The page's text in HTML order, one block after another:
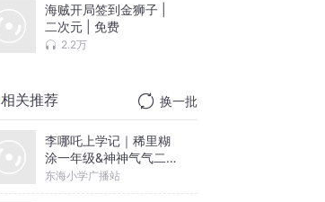
海贼开局签到金狮子 |
二次元 | 免费
2.2万
相关推荐 换一批
李哪吒上学记｜稀里糊
涂一年级&神神气气二年
级
东海小学广播站